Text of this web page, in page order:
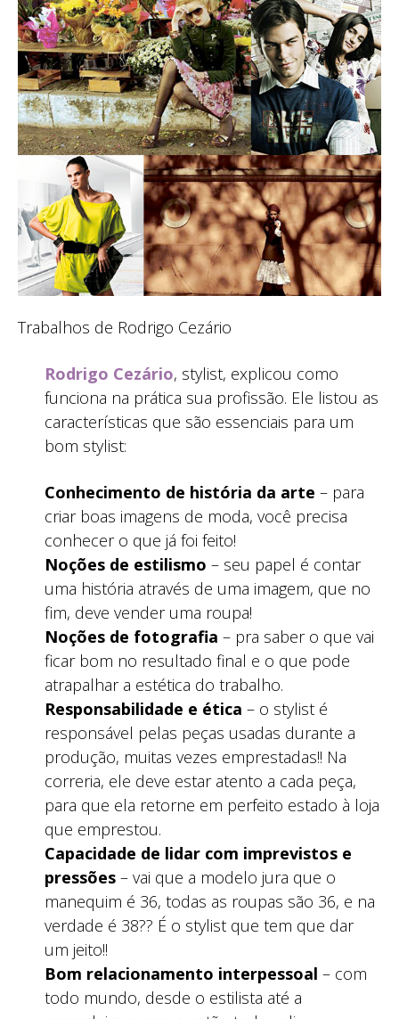
Trabalhos de Rodrigo Cezário
Rodrigo Cezário, stylist, explicou como
funciona na prática sua profissão. Ele listou as
características que são essenciais para um
bom stylist:
Conhecimento de história da arte – para
criar boas imagens de moda, você precisa
conhecer o que já foi feito!
Noções de estilismo – seu papel é contar
uma história através de uma imagem, que no
fim, deve vender uma roupa!
Noções de fotografia – pra saber o que vai
ficar bom no resultado final e o que pode
atrapalhar a estética do trabalho.
Responsabilidade e ética – o stylist é
responsável pelas peças usadas durante a
produção, muitas vezes emprestadas!! Na
correria, ele deve estar atento a cada peça,
para que ela retorne em perfeito estado à loja
que emprestou.
Capacidade de lidar com imprevistos e
pressões – vai que a modelo jura que o
manequim é 36, todas as roupas são 36, e na
verdade é 38?? É o stylist que tem que dar
um jeito!!
Bom relacionamento interpessoal – com
todo mundo, desde o estilista até a